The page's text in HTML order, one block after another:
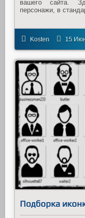
вашего сайта.
персонажи, в
Kosten 15
Подборка